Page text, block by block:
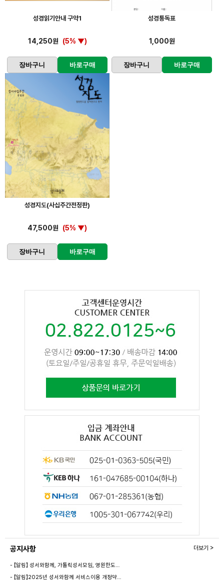
성경읽기안내 구약1
14,250원 (5% ▼)
장바구니 바로구매
성경통독표
1,000원
장바구니 바로구매
성경지도(사십주간전정판)
47,500원 (5% ▼)
장바구니 바로구매
공지사항
- 【알림】 성서와함께, 가톨릭성서모임, 영원한도…
- 【알림】2025년 성서와함께 서비스이용 개정약…
더보기 >